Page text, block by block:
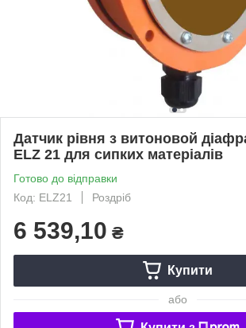
Датчик рівня з витоновой
ELZ 21 для сипких матеріалів
Готово до відправки
Код: ELZ21
Роздріб
6 539,10 ₴
Купити
або